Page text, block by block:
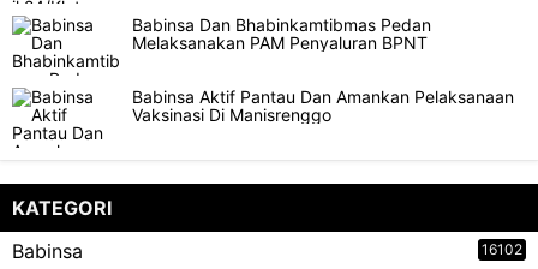
Babinsa Dan Bhabinkamtibmas Pedan
Melaksanakan PAM Penyaluran BPNT
Babinsa Aktif Pantau Dan Amankan Pelaksanaan
Vaksinasi Di Manisrenggo
KATEGORI
Babinsa
16102